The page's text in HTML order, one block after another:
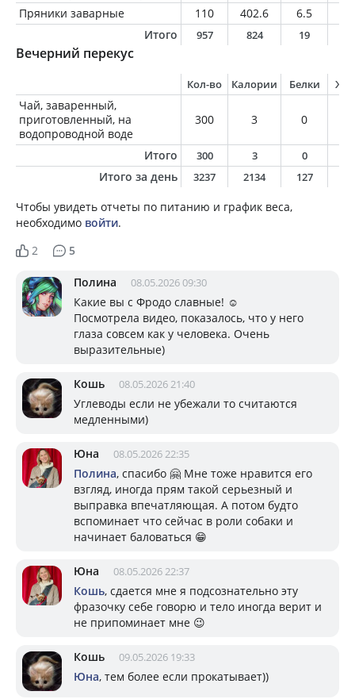
Пряники заварные
110 402.6 6.5
Итого
957 824 19
Вечерний перекус
Кол-во Калории Белки
Чай, заваренный,
приготовленный, на
водопроводной воде
300 3 0
Итого 300 3 0
Итого за день 3237 2134 127
Чтобы увидеть отчеты по питанию и график веса,
необходимо войти.
2
5
Полина 08.05.2026 09:30
Какие вы с Фродо славные! ☺️
Посмотрела видео, показалось, что у него
глаза совсем как у человека. Очень
выразительные)
Кошь 08.05.2026 21:40
Углеводы если не убежали то считаются
медленными)
Юна 08.05.2026 22:35
Полина, спасибо 🤗 Мне тоже нравится его
взгляд, иногда прям такой серьезный и
выправка впечатляющая. А потом будто
вспоминает что сейчас в роли собаки и
начинает баловаться 😁
Юна 08.05.2026 22:37
Кошь, сдается мне я подсознательно эту
фразочку себе говорю и тело иногда верит и
не припоминает мне 😉
Кошь 09.05.2026 19:33
Юна, тем более если прокатывает))